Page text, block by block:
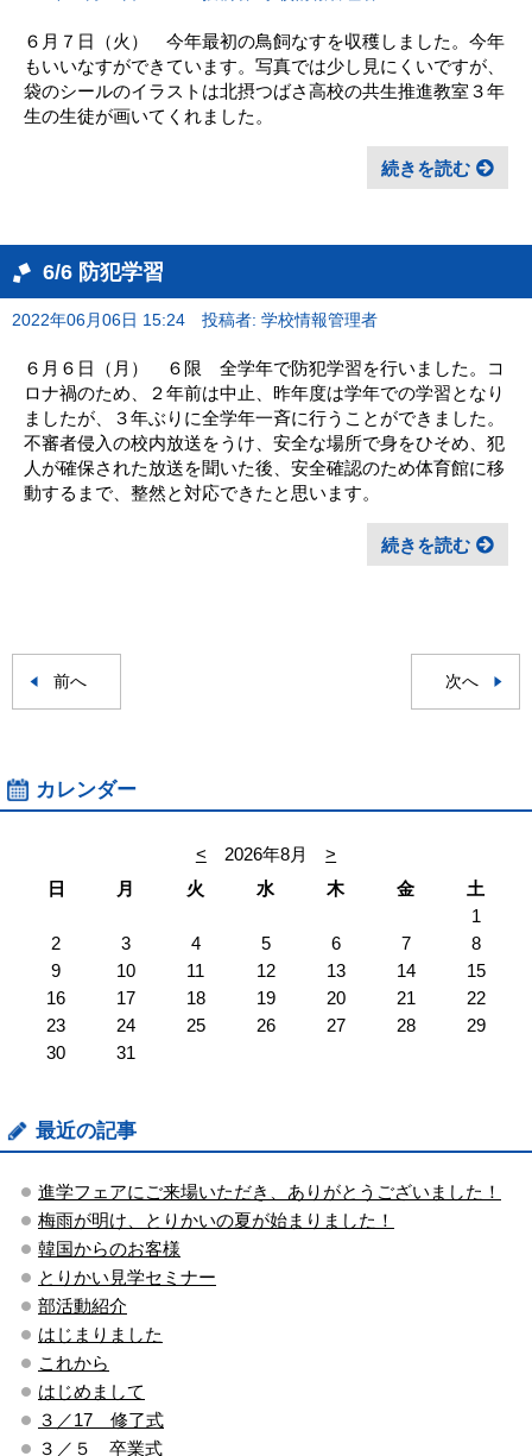
６月７日（火） 今年最初の鳥飼なすを収穫しました。今年
もいいなすができています。写真では少し見にくいですが、
袋のシールのイラストは北摂つばさ高校の共生推進教室３年
生の生徒が画いてくれました。
続きを読む
6/6 防犯学習
2022年06月06日 15:24 投稿者: 学校情報管理者
６月６日（月） ６限 全学年で防犯学習を行いました。コ
ロナ禍のため、２年前は中止、昨年度は学年での学習となり
ましたが、３年ぶりに全学年一斉に行うことができました。
不審者侵入の校内放送をうけ、安全な場所で身をひそめ、犯
人が確保された放送を聞いた後、安全確認のため体育館に移
動するまで、整然と対応できたと思います。
続きを読む
前へ 次へ
カレンダー
< 2026年8月
>
日
月 火 水 木 金
土
1
2
3 4 5 6 7
8
9
10 11 12 13 14
15
16
17 18 19 20 21
22
23
24 25 26 27 28
29
30
31
最近の記事
進学フェアにご来場いただき、ありがとうございました！
梅雨が明け、とりかいの夏が始まりました！
韓国からのお客様
とりかい見学セミナー
部活動紹介
はじまりました
これから
はじめまして
３／17 修了式
３／５ 卒業式